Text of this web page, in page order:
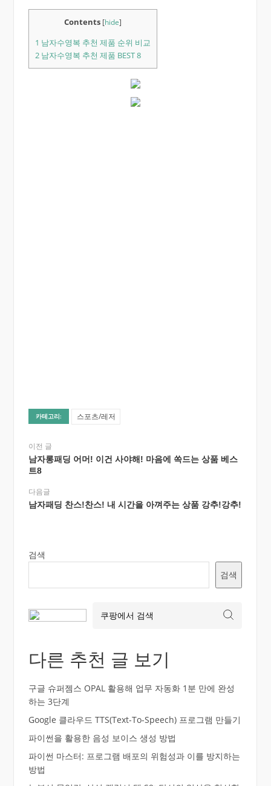
Contents [hide]
1 남자수영복 추천 제품 순위 비교
2남자수영복 추천 제품 BEST 8
카테고리: 스포츠/레저
이전 글
남자롱패딩 어머! 이건 사야해! 마음에 쏙드는 상품 베스
트8
다음글
남자패딩 찬스!찬스! 내 시간을 아껴주는 상품 강추!강추!
검색
검색
다른 추천 글 보기
구글 슈퍼젬스 OPAL 활용해 업무 자동화 1분 만에 완성
하는 3단계
Google 클라우드 TTS(Text-To-Speech) 프로그램 만들기
파이썬을 활용한 음성 보이스 생성 방법
파이썬 마스터: 프로그램 배포의 위험성과 이를 방지하는
방법